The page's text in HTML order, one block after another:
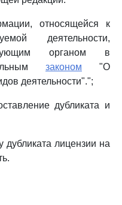
относящейся к
деятельности,
органом в
законом "О
деятельности".";
дубликата и
лицензии на